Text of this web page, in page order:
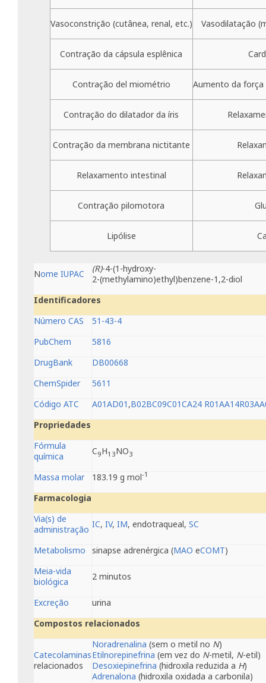
Vasoconstrição (cutânea, renal, etc.) Vasodilatação
Contração da cápsula esplênica
Contração del miométrio Aumento da
Contração do dilatador da íris
Contração da membrana nictitante
Relaxamento intestinal
Contração pilomotora
Lipólise
Nome IUPAC (R)-4-(1-hydroxy-
2-(methylamino)ethyl)benzene-1,2-diol
Identificadores
Número CAS
51-43-4
PubChem
5816
DrugBank
DB00668
ChemSpider
5611
Código ATC
A01AD01 ,B02BC09C01CA24 R01AA14R03
Propriedades
Fórmula
química
C9H13NO3
Massa molar 183.19 g mol-1
Farmacologia
Via(s) de
administração IC, IV, IM, endotraqueal, SC
Metabolismo sinapse adrenérgica (MAO eCOMT)
Meia-vida
biológica
2 minutos
Excreção
urina
Compostos relacionados
Catecolaminas
relacionados
Noradrenalina (sem o metil no N)
Etilnorepinefrina (em vez do N-metil, N-etil)
Desoxiepinefrina (hidroxila reduzida a H)
Adrenalona (hidroxila oxidada a carbonila)